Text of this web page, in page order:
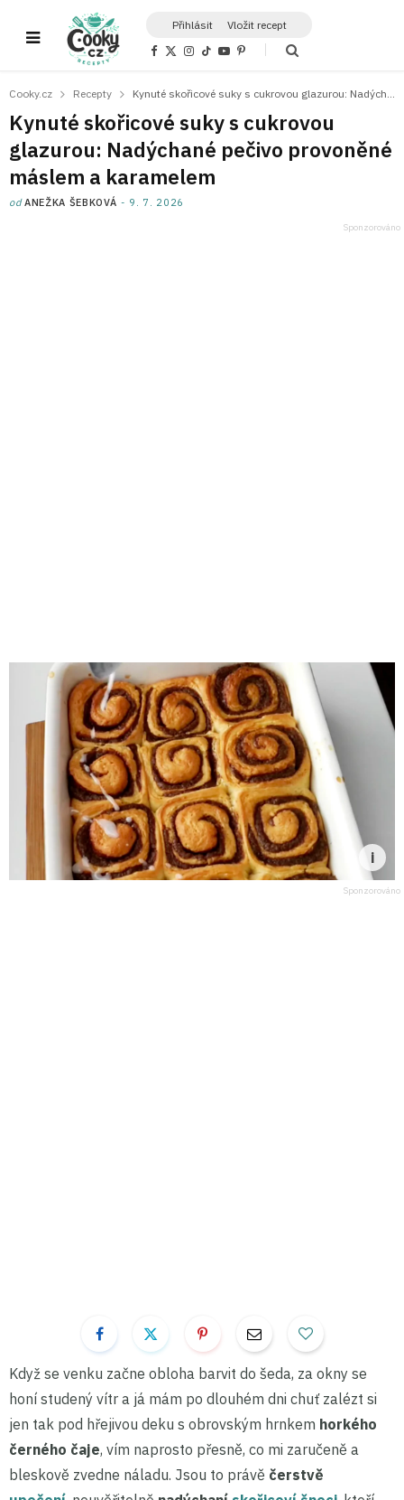
Přihlásit Vložit recept
F
b
o
k
X
i
e
r
)
I
a
r
a
m
T
o
Y
u
e
P
e
e
s
t
Cooky.cz Recepty
Kynuté skořicové suky s cukrovou
glazurou: Nadýchané pečivo provoněné
máslem a karamelem
odANEŽKA ŠEBKOVÁ 9. 7. 2026
Když se venku začne obloha barvit do šeda, za okny se
honí studený vítr a já mám po dlouhém dni chuť zalézt si
jen tak pod hřejivou deku s obrovským hrnkem horkého
černého čaje, vím naprosto přesně, co mi zaručeně a
bleskově zvedne náladu. Jsou to právě čerstvě